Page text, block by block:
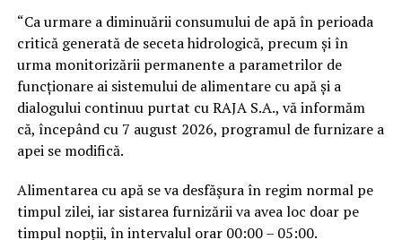
“Ca urmare a diminuării consumului de apă în perioada
critică generată de seceta hidrologică, precum și în
urma monitorizării permanente a parametrilor de
funcționare ai sistemului de alimentare cu apă și a
dialogului continuu purtat cu RAJA S.A., vă informăm
că, începând cu 7 august 2026, programul de furnizare a
apei se modifică.
Alimentarea cu apă se va desfășura în regim normal pe
timpul zilei, iar sistarea furnizării va avea loc doar pe
timpul nopții, în intervalul orar 00:00 – 05:00.